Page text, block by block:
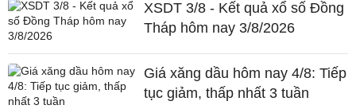
XSDT 3/8 - Kết quả xổ số Đồng
Tháp hôm nay 3/8/2026
Giá xăng dầu hôm nay 4/8: Tiếp
tục giảm, thấp nhất 3 tuần